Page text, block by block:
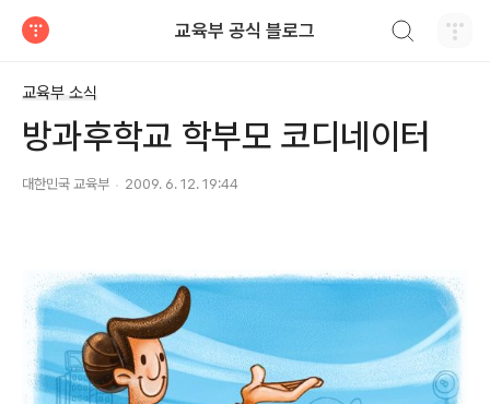
교육부 공식 블로그
교육부 소식
방과후학교 학부모 코디네이터
대한민국 교육부 2009. 6. 12. 19:44